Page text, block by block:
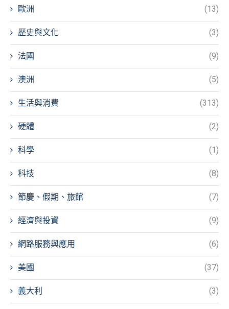
歐洲 (13)
歷史與文化 (3)
法國 (9)
澳洲 (5)
生活與消費 (313)
硬體 (2)
科學 (1)
科技 (8)
節慶、假期、旅館 (7)
經濟與投資 (9)
網路服務與應用 (6)
美國 (37)
義大利 (3)